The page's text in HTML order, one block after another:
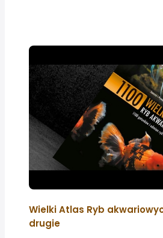
Wielki Atlas Ryb
drugie